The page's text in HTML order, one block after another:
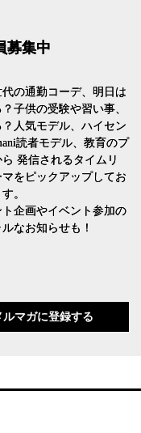
募集中
の通勤コーデ、明日は
子供の受験や習い事、
？人気モデル、ハイセン
読者モデル、教育のプ
ら 発信されるタイムリ
マをピックアップしてお
。
ト企画やイベント参加の
なお知らせも！
ルマガに登録する